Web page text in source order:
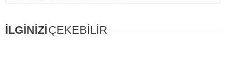
İLGİNİZİÇEKEBİLİR